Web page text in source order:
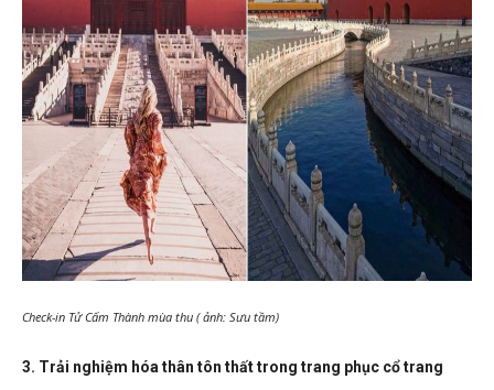
Check-in Tử Cấm Thành mùa thu ( ảnh: Sưu tầm)
3. Trải nghiệm hóa thân tôn thất trong trang phục cổ trang